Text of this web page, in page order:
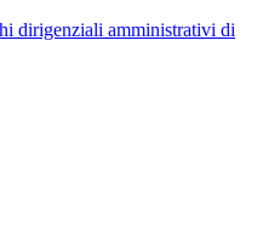
dirigenziali amministrativi di